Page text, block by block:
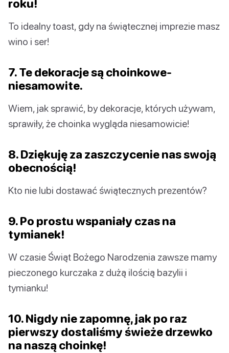
roku!
To idealny toast, gdy na świątecznej imprezie masz
wino i ser!
7. Te dekoracje są choinkowe-
niesamowite.
Wiem, jak sprawić, by dekoracje, których używam,
sprawiły, że choinka wygląda niesamowicie!
8. Dziękuję za zaszczycenie nas swoją
obecnością!
Kto nie lubi dostawać świątecznych prezentów?
9. Po prostu wspaniały czas na
tymianek!
W czasie Świąt Bożego Narodzenia zawsze mamy
pieczonego kurczaka z dużą ilością bazylii i
tymianku!
10. Nigdy nie zapomnę, jak po raz
pierwszy dostaliśmy świeże drzewko
na naszą choinkę!